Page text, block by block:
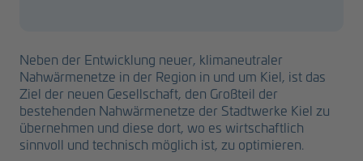
Neben der Entwicklung neuer, klimaneutraler
Nahwärmenetze in der Region in und um Kiel, ist das
Ziel der neuen Gesellschaft, den Großteil der
bestehenden Nahwärmenetze der Stadtwerke Kiel zu
übernehmen und diese dort, wo es wirtschaftlich
sinnvoll und technisch möglich ist, zu optimieren.